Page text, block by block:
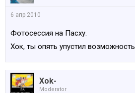
6 апр 2010
Фотосессия на Пасху.
Хок, ты опять упустил возможность
Xok-
Moderator